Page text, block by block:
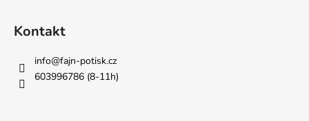
Kontakt
info@fajn-potisk.cz
603996786 (8-11h)